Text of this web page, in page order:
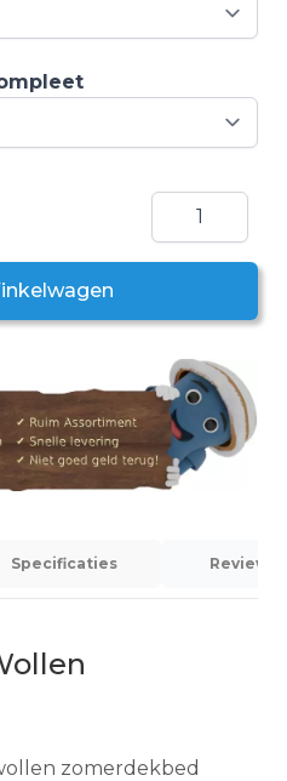
een vriend
Aantal
Specificaties Reviews
zomerdekbed